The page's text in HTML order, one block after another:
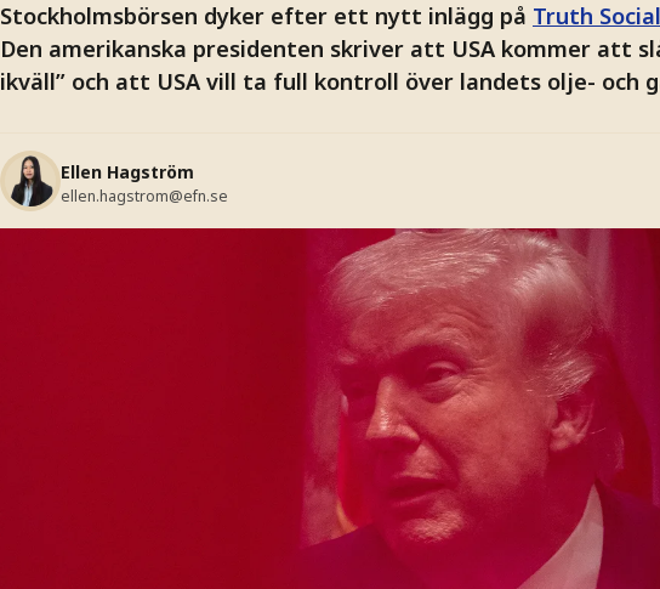
Stockholmsbörsen dyker efter ett nytt inlägg på Truth
Den amerikanska presidenten skriver att USA kommer att
ikväll” och att USA vill ta full kontroll över landets olje- och
Ellen Hagström
ellen.hagstrom@efn.se